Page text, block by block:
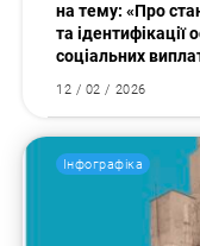
на тему: «Про
та ідентифікації
соціальних
12 / 02 / 2026
Інфографіка